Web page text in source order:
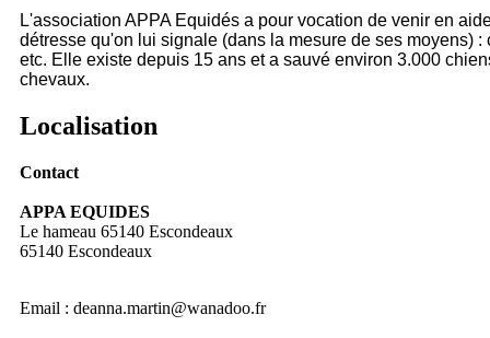
L'association APPA Equidés a pour vocation de venir en
détresse qu'on lui signale (dans la mesure de ses moyens)
etc. Elle existe depuis 15 ans et a sauvé environ 3.000
chevaux.
Localisation
Contact
APPA EQUIDES
Le hameau 65140 Escondeaux
65140 Escondeaux
Email : deanna.martin@wanadoo.fr